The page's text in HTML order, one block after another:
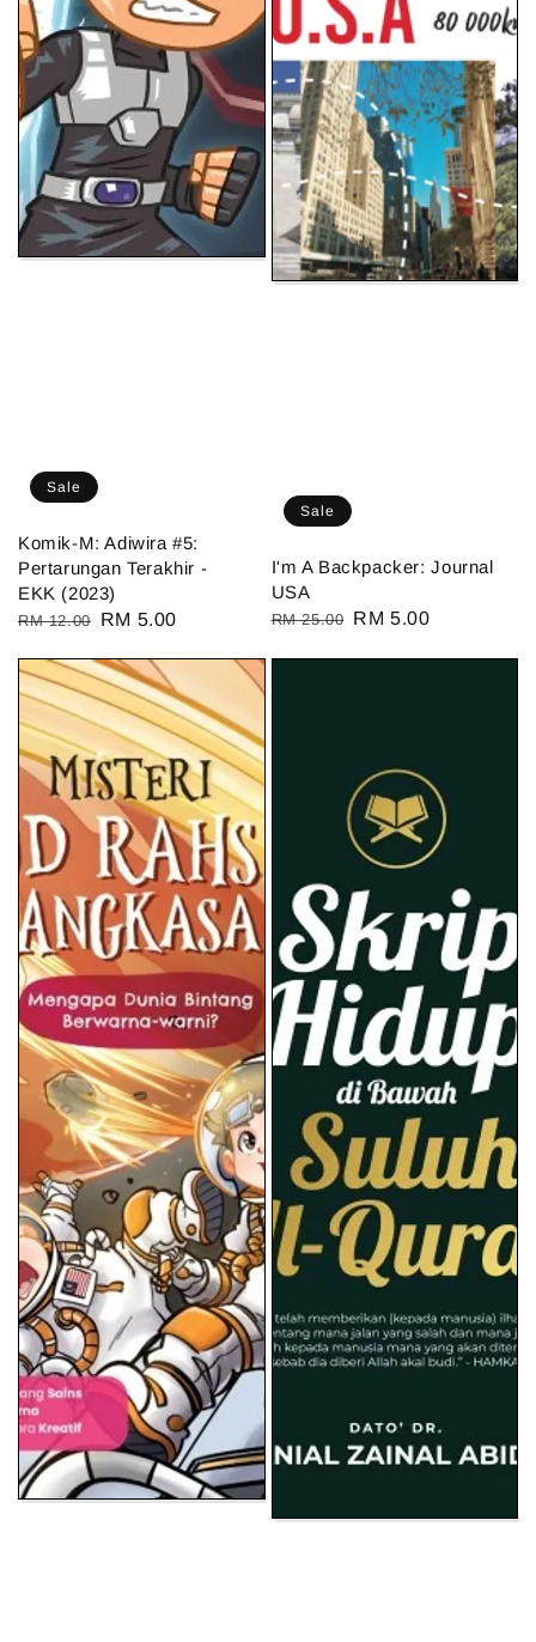
Sale
Komik-M: Adiwira #5:
Pertarungan Terakhir -
EKK (2023)
Regular
RM 12.00
Sale
RM 5.00
Sale
I'm A Backpacker: Journal
USA
Regular
RM 25.00 Sale
RM 5.00